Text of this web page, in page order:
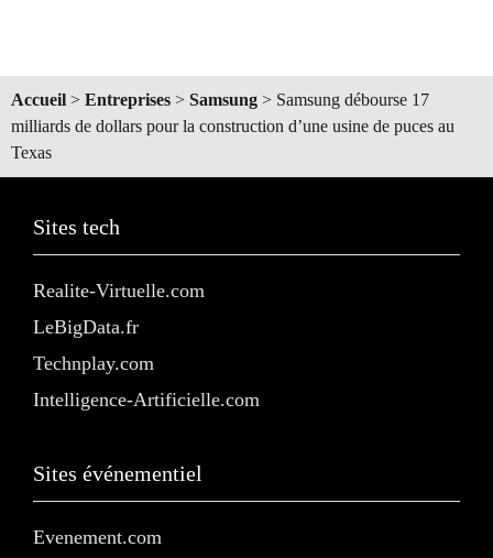
Accueil > Entreprises > Samsung > Samsung débourse 17
milliards de dollars pour la construction d’une usine de puces au
Texas
Sites tech
Realite-Virtuelle.com
LeBigData.fr
Technplay.com
Intelligence-Artificielle.com
Sites événementiel
Evenement.com